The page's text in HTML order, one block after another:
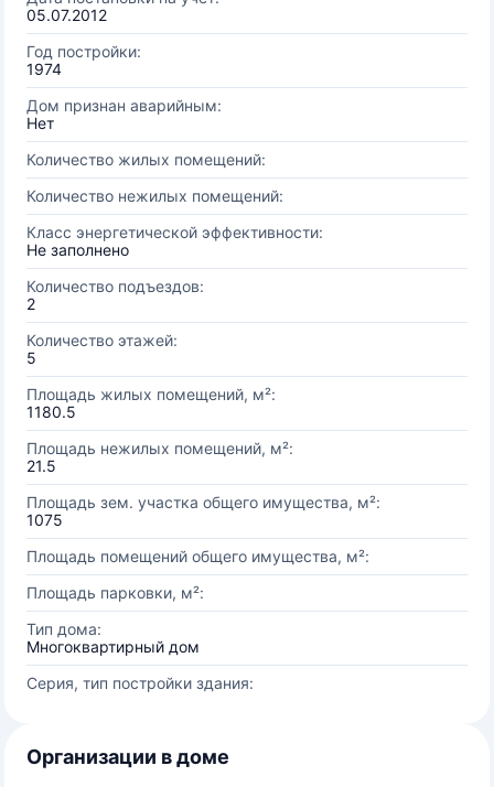
05.07.2012
Год постройки:
1974
Дом признан аварийным:
Нет
Количество жилых помещений:
Количество нежилых помещений:
Класс энергетической эффективности:
Не заполнено
Количество подъездов:
2
Количество этажей:
5
Площадь жилых помещений, м²:
1180.5
Площадь нежилых помещений, м²:
21.5
Площадь зем. участка общего имущества, м²:
1075
Площадь помещений общего имущества, м²:
Площадь парковки, м²:
Тип дома:
Многоквартирный дом
Серия, тип постройки здания:
Организации в доме